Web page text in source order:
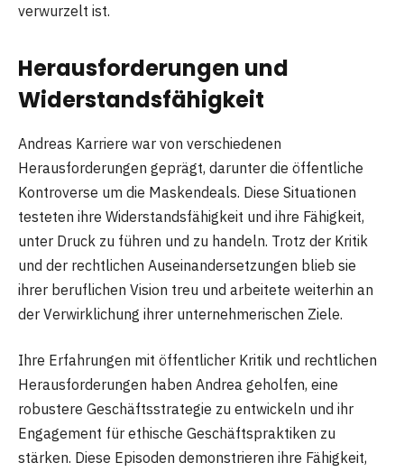
verwurzelt ist.
Herausforderungen und
Widerstandsfähigkeit
Andreas Karriere war von verschiedenen
Herausforderungen geprägt, darunter die öffentliche
Kontroverse um die Maskendeals. Diese Situationen
testeten ihre Widerstandsfähigkeit und ihre Fähigkeit,
unter Druck zu führen und zu handeln. Trotz der Kritik
und der rechtlichen Auseinandersetzungen blieb sie
ihrer beruflichen Vision treu und arbeitete weiterhin an
der Verwirklichung ihrer unternehmerischen Ziele.
Ihre Erfahrungen mit öffentlicher Kritik und rechtlichen
Herausforderungen haben Andrea geholfen, eine
robustere Geschäftsstrategie zu entwickeln und ihr
Engagement für ethische Geschäftspraktiken zu
stärken. Diese Episoden demonstrieren ihre Fähigkeit,